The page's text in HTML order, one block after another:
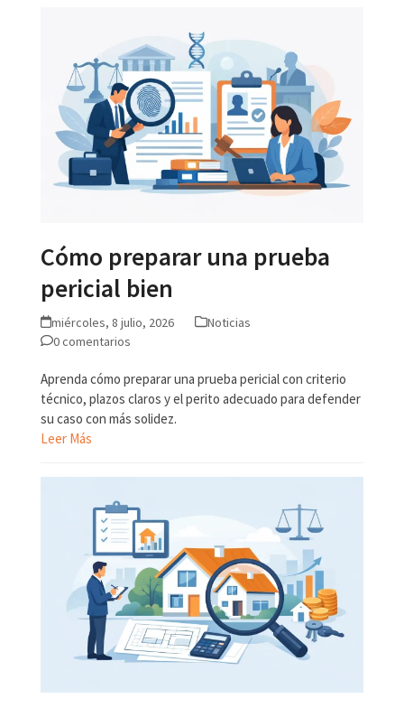
Cómo preparar una prueba
pericial bien
miércoles, 8 julio, 2026
Noticias
0 comentarios
Aprenda cómo preparar una prueba pericial con criterio
técnico, plazos claros y el perito adecuado para defender
su caso con más solidez.
Leer Más